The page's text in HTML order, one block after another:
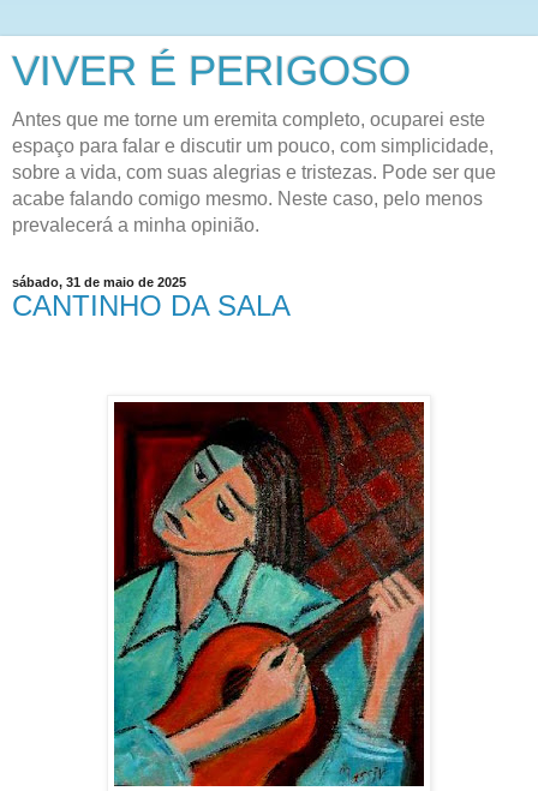
VIVER É PERIGOSO
Antes que me torne um eremita completo, ocuparei este
espaço para falar e discutir um pouco, com simplicidade,
sobre a vida, com suas alegrias e tristezas. Pode ser que
acabe falando comigo mesmo. Neste caso, pelo menos
prevalecerá a minha opinião.
sábado, 31 de maio de 2025
CANTINHO DA SALA